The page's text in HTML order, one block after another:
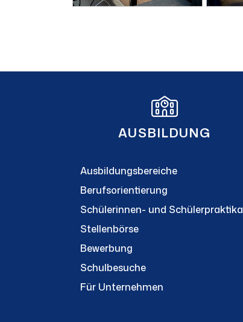
AUSBILDUNG
Ausbildungsbereiche
Berufsorientierung
Schülerinnen- und Schülerpraktika
Stellenbörse
Bewerbung
Schulbesuche
Für Unternehmen